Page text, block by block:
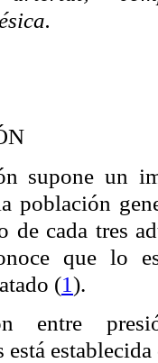
supone un
población
de cada tres
que lo
(1).
entre
está